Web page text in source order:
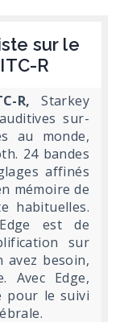
sur le
R
R, Starkey
sur-
au monde,
24 bandes
affinés
mémoire de
habituelles.
est de
sur
avez besoin,
Avec Edge,
pour le suivi